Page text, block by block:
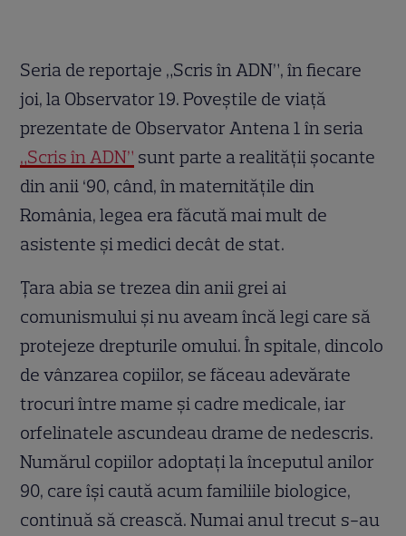
Seria de reportaje „Scris în ADN”, în fiecare
joi, la Observator 19. Poveștile de viață
prezentate de Observator Antena 1 în seria
„Scris în ADN” sunt parte a realității șocante
din anii ‘90, când, în maternităţile din
România, legea era făcută mai mult de
asistente şi medici decât de stat.
Ţara abia se trezea din anii grei ai
comunismului şi nu aveam încă legi care să
protejeze drepturile omului. În spitale, dincolo
de vânzarea copiilor, se făceau adevărate
trocuri între mame şi cadre medicale, iar
orfelinatele ascundeau drame de nedescris.
Numărul copiilor adoptaţi la începutul anilor
90, care îşi caută acum familiile biologice,
continuă să crească. Numai anul trecut s-au